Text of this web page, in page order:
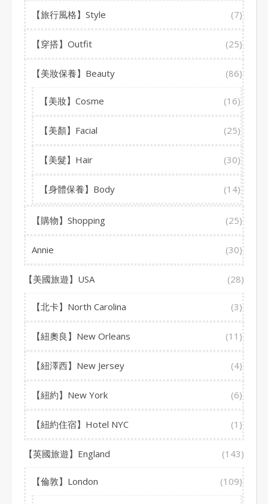
【旅行風格】Style (7)
【穿搭】Outfit (25)
【美妝保養】Beauty (86)
【美妝】Cosme (16)
【美顏】Facial (25)
【美髮】Hair (30)
【身體保養】Body (14)
【購物】Shopping (25)
Annie (30)
【美國旅遊】USA (28)
【北卡】North Carolina (3)
【紐奧良】New Orleans (11)
【紐澤西】New Jersey (4)
【紐約】New York (6)
【紐約住宿】Hotel NYC (1)
【英國旅遊】England (143)
【倫敦】London (109)